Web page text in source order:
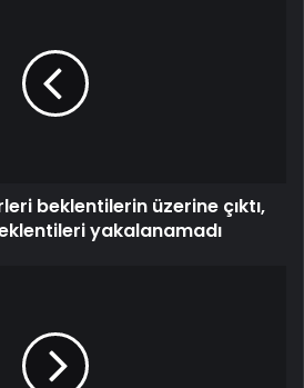
beklentilerin üzerine çıktı,
yakalanamadı